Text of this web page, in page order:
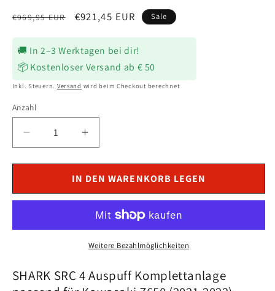
Normaler
€969,95 EUR Verkaufspreis
€921,45 EUR Sale
🚚 In 2–3 Werktagen bei dir!
📦 Kostenloser Versand ab € 50
Inkl. Steuern. Versand wird beim Checkout berechnet
Anzahl
Verringere
die
Menge
SHARK
Auspuff
für
Kawasaki
Erhöhe
die
Menge
für
SHARK
Auspuff
Titan
für
Kawasaki
IN DEN WARENKORB LEGEN
Weitere Bezahlmöglichkeiten
SHARK SRC 4 Auspuff Komplettanlage